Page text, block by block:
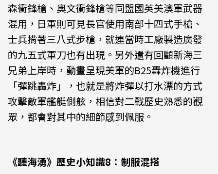
森衝鋒槍、奧文衝鋒槍等同盟國英美澳軍武器
混用，日軍則可見長官使用南部十四式手槍、
士兵揹著三八式步槍，就連當時工廠製造廣發
的九五式軍刀也有出現。另外還有回顧新海三
兄弟上岸時，動畫呈現美軍的B25轟炸機進行
「彈跳轟炸」，也就是將炸彈以打水漂的方式
攻擊敵軍艦艇側舷，相信對二戰歷史熟悉的觀
眾，都會對其中的細節感到佩服。
《聽海湧》歷史小知識8：制服混搭